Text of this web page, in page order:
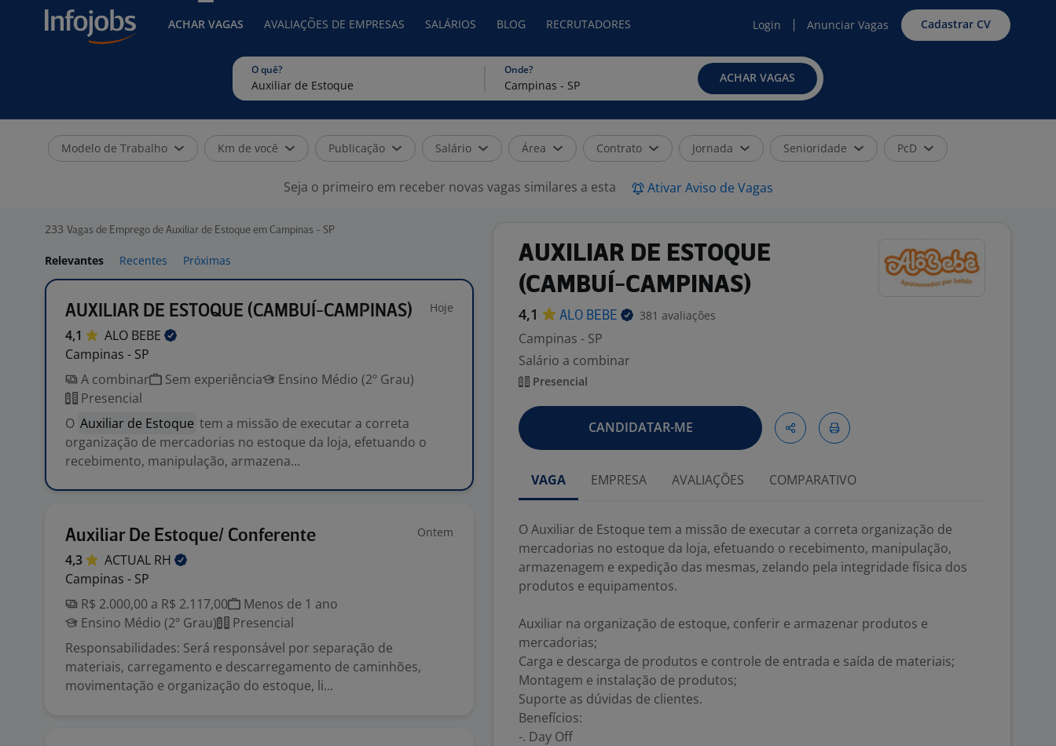
ACHAR VAGAS AVALIAÇÕES DE EMPRESAS SALÁRIOS BLOG RECRUTADORES Login Anunciar Vagas Cadastrar CV
O quê? Onde?
ACHAR VAGAS
Modelo de Trabalho Km de você Publicação Salário Área Contrato Jornada Senioridade PcD
Seja o primeiro em receber novas vagas similares a esta Ativar Aviso de Vagas
233 Vagas de Emprego de Auxiliar de Estoque em Campinas - SP
Relevantes Recentes Próximas
AUXILIAR DE ESTOQUE (CAMBUÍ-CAMPINAS) Hoje
4,1 ALO BEBE
Campinas - SP
A combinar
Sem experiência
Ensino Médio (2º Grau)
Presencial
O Auxiliar de Estoque tem a missão de executar a correta
organização de mercadorias no estoque da loja, efetuando o
recebimento, manipulação, armazena...
Auxiliar De Estoque/ Conferente Ontem
4,3 ACTUAL RH
Campinas - SP
R$ 2.000,00 a R$ 2.117,00
Menos de 1 ano
Ensino Médio (2º Grau)
Presencial
Responsabilidades: Será responsável por separação de
materiais, carregamento e descarregamento de caminhões,
movimentação e organização do estoque, li...
AUXILIAR DE ESTOQUE
(CAMBUÍ-CAMPINAS)
4,1 ALO BEBE 381 avaliações
Campinas - SP
Salário a combinar
Presencial
CANDIDATAR-ME
VAGA EMPRESA AVALIAÇÕES COMPARATIVO
O Auxiliar de Estoque tem a missão de executar a correta organização de
mercadorias no estoque da loja, efetuando o recebimento, manipulação,
armazenagem e expedição das mesmas, zelando pela integridade física dos
produtos e equipamentos.
Auxiliar na organização de estoque, conferir e armazenar produtos e
mercadorias;
Carga e descarga de produtos e controle de entrada e saída de materiais;
Montagem e instalação de produtos;
Suporte as dúvidas de clientes.
Benefícios:
-. Day Off